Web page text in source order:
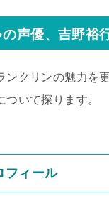
の声優、吉野裕
ンクリンの魅力を
いて探ります。
フィール